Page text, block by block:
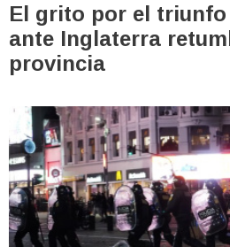
El grito por el
ante Inglaterra
provincia